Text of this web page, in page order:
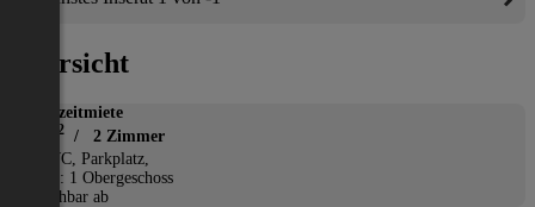
Übersicht
Kurzzeitmiete
2 / 2 Zimmer
WC, Parkplatz,
Etage: 1 Obergeschoss
Beziehbar ab